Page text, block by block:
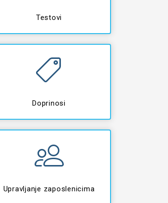
Testovi
Doprinosi
Upravljanje zaposlenicima